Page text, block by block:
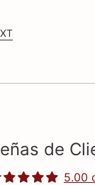
de
5.00